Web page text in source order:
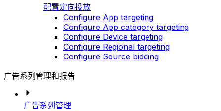
配置定向投放
Configure App targeting
Configure App category targeting
Configure Device targeting
Configure Regional targeting
Configure Source bidding
广告系列管理和报告
广告系列管理